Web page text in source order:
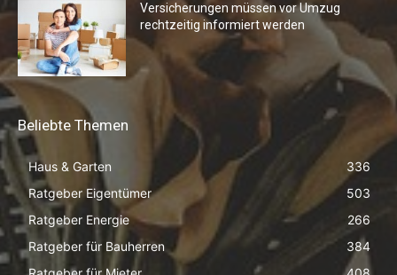
Versicherungen müssen vor Umzug
rechtzeitig informiert werden
Beliebte Themen
Haus & Garten
336
Ratgeber Eigentümer
503
Ratgeber Energie
266
Ratgeber für Bauherren
384